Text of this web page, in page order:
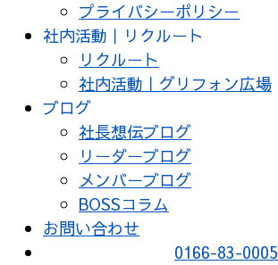
プライバシーポリシー
社内活動｜リクルート
リクルート
社内活動｜グリフォン広場
ブログ
社長想伝ブログ
リーダーブログ
メンバーブログ
BOSSコラム
お問い合わせ
0166-83-0005